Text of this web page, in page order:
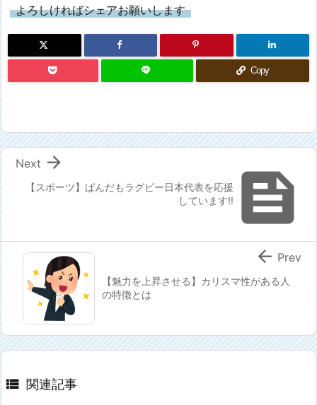
よろしければシェアお願いします
Copy

【スポーツ】ぱんだもラグビー日本代表を応援
しています!!

Next
【魅力を上昇させる】カリスマ性がある人
の特徴とは
 Prev
 関連記事